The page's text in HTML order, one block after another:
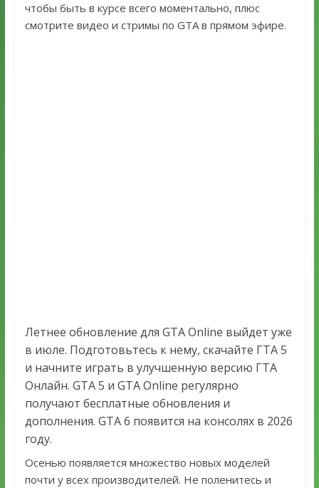
чтобы быть в курсе всего моментально, плюс
смотрите видео и стримы по GTA в прямом эфире.
Летнее обновление для GTA Online выйдет уже
в июле. Подготовьтесь к нему, скачайте ГТА 5
и начните играть в улучшенную версию ГТА
Онлайн. GTA 5 и GTA Online регулярно
получают бесплатные обновления и
дополнения. GTA 6 появится на консолях в 2026
году.
Осенью появляется множество новых моделей
почти у всех производителей. Не поленитесь и